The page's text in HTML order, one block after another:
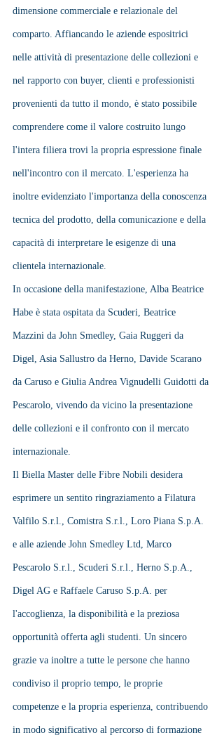
dimensione commerciale e relazionale del
comparto. Affiancando le aziende espositrici
nelle attività di presentazione delle collezioni e
nel rapporto con buyer, clienti e professionisti
provenienti da tutto il mondo, è stato possibile
comprendere come il valore costruito lungo
l'intera filiera trovi la propria espressione finale
nell'incontro con il mercato. L'esperienza ha
inoltre evidenziato l'importanza della conoscenza
tecnica del prodotto, della comunicazione e della
capacità di interpretare le esigenze di una
clientela internazionale.
In occasione della manifestazione, Alba Beatrice
Habe è stata ospitata da Scuderi, Beatrice
Mazzini da John Smedley, Gaia Ruggeri da
Digel, Asia Sallustro da Herno, Davide Scarano
da Caruso e Giulia Andrea Vignudelli Guidotti da
Pescarolo, vivendo da vicino la presentazione
delle collezioni e il confronto con il mercato
internazionale.
Il Biella Master delle Fibre Nobili desidera
esprimere un sentito ringraziamento a Filatura
Valfilo S.r.l., Comistra S.r.l., Loro Piana S.p.A.
e alle aziende John Smedley Ltd, Marco
Pescarolo S.r.l., Scuderi S.r.l., Herno S.p.A.,
Digel AG e Raffaele Caruso S.p.A. per
l'accoglienza, la disponibilità e la preziosa
opportunità offerta agli studenti. Un sincero
grazie va inoltre a tutte le persone che hanno
condiviso il proprio tempo, le proprie
competenze e la propria esperienza, contribuendo
in modo significativo al percorso di formazione